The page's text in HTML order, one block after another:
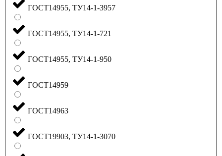
ГОСТ14955, ТУ14-1-3957
ГОСТ14955, ТУ14-1-721
ГОСТ14955, ТУ14-1-950
ГОСТ14959
ГОСТ14963
ГОСТ19903, ТУ14-1-3070